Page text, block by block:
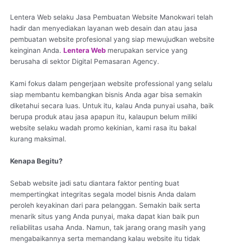
Lentera Web selaku Jasa Pembuatan Website Manokwari telah
hadir dan menyediakan layanan web desain dan atau jasa
pembuatan website profesional yang siap mewujudkan website
keinginan Anda. Lentera Web merupakan service yang
berusaha di sektor Digital Pemasaran Agency.
Kami fokus dalam pengerjaan website professional yang selalu
siap membantu kembangkan bisnis Anda agar bisa semakin
diketahui secara luas. Untuk itu, kalau Anda punyai usaha, baik
berupa produk atau jasa apapun itu, kalaupun belum miliki
website selaku wadah promo kekinian, kami rasa itu bakal
kurang maksimal.
Kenapa Begitu?
Sebab website jadi satu diantara faktor penting buat
mempertingkat integritas segala model bisnis Anda dalam
peroleh keyakinan dari para pelanggan. Semakin baik serta
menarik situs yang Anda punyai, maka dapat kian baik pun
reliabilitas usaha Anda. Namun, tak jarang orang masih yang
mengabaikannya serta memandang kalau website itu tidak